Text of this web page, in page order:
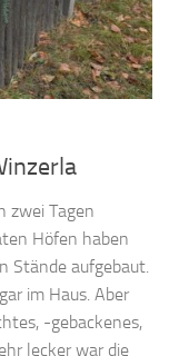
zwei Tagen
Höfen haben
Stände aufgebaut.
im Haus. Aber
-gebackenes,
lecker war die